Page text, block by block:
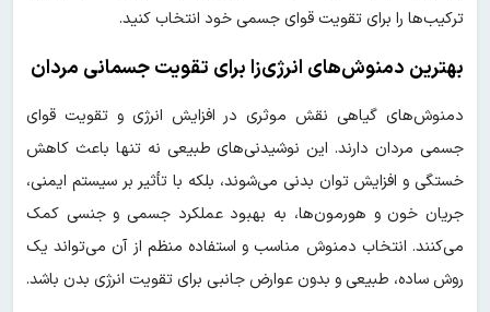
ترکیب‌ها را برای تقویت قوای جسمی خود انتخاب کنید.
بهترین دمنوش‌های انرژی‌زا برای تقویت جسمانی مردان
دمنوش‌های گیاهی نقش موثری در افزایش انرژی و تقویت قوای
جسمی مردان دارند. این نوشیدنی‌های طبیعی نه تنها باعث کاهش
خستگی و افزایش توان بدنی می‌شوند، بلکه با تأثیر بر سیستم ایمنی،
جریان خون و هورمون‌ها، به بهبود عملکرد جسمی و جنسی کمک
می‌کنند. انتخاب دمنوش مناسب و استفاده منظم از آن می‌تواند یک
روش ساده، طبیعی و بدون عوارض جانبی برای تقویت انرژی بدن باشد.